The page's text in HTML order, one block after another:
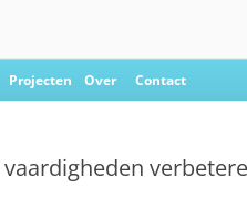
Ga
naar
Projecten Over Contact